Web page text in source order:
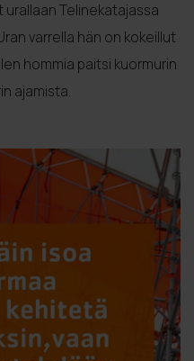
Telinekatajassa
varrella hän on kokeillut
hommia paitsi kuormurin
ajamista.